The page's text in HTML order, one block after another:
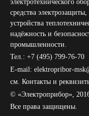
электротехнического
средства
устройства
надёжность и
промышленности.
Тел.: +7 (495) 799-76-70
E-mail: elektropribor-
см. Контакты и
© «Электроприбор»,
Все права защищены.